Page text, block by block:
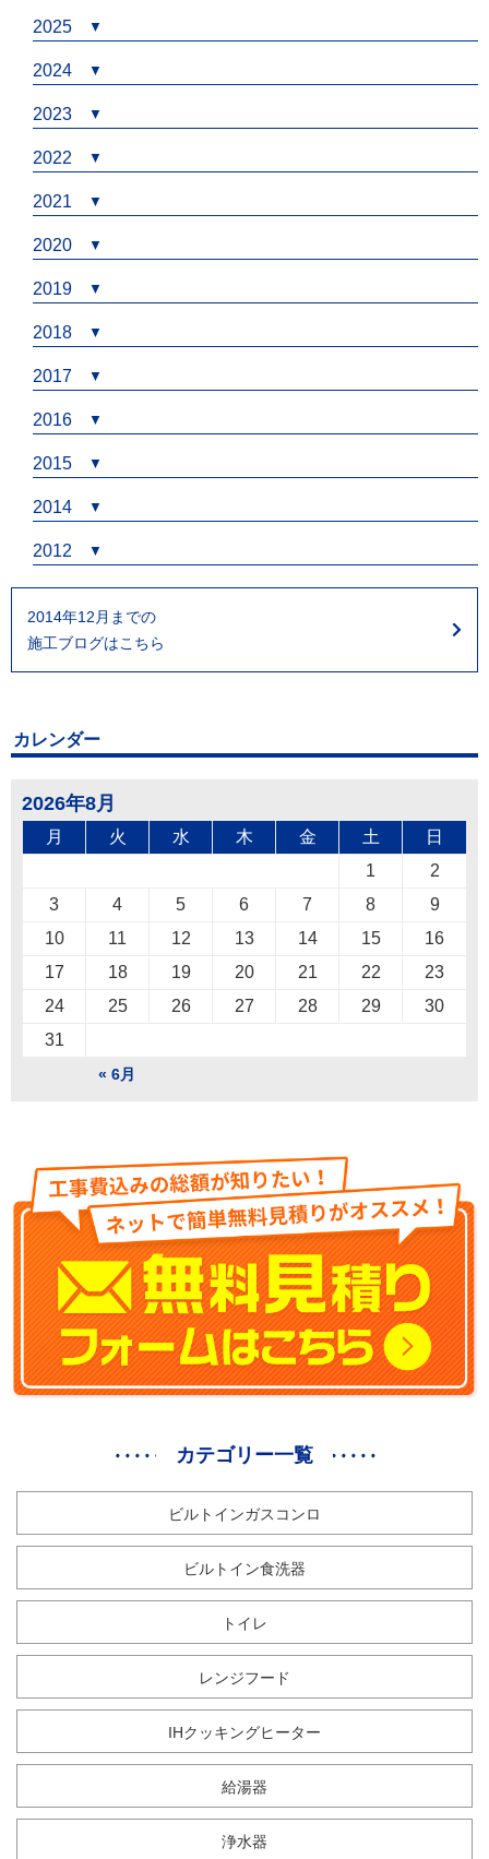
2025
2024
2023
2022
2021
2020
2019
2018
2017
2016
2015
2014
2012
2014年12月までの
施工ブログはこちら
カレンダー
2026年8月
月 火 水 木 金 土 日
« 6月
1
2
3
4 5 6 7 8
9
10
11 12 13 14 15
16
17
18 19 20 21 22
23
24
25 26 27 28 29
30
31
カテゴリー一覧
ビルトインガスコンロ
ビルトイン食洗器
トイレ
レンジフード
IHクッキングヒーター
給湯器
浄水器